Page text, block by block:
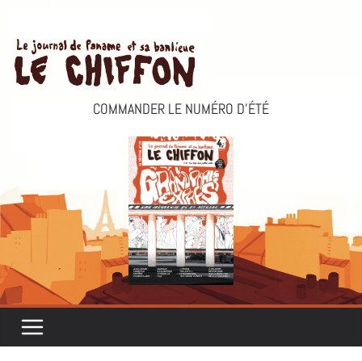
contenu
COMMANDER LE NUMÉRO D’ÉTÉ